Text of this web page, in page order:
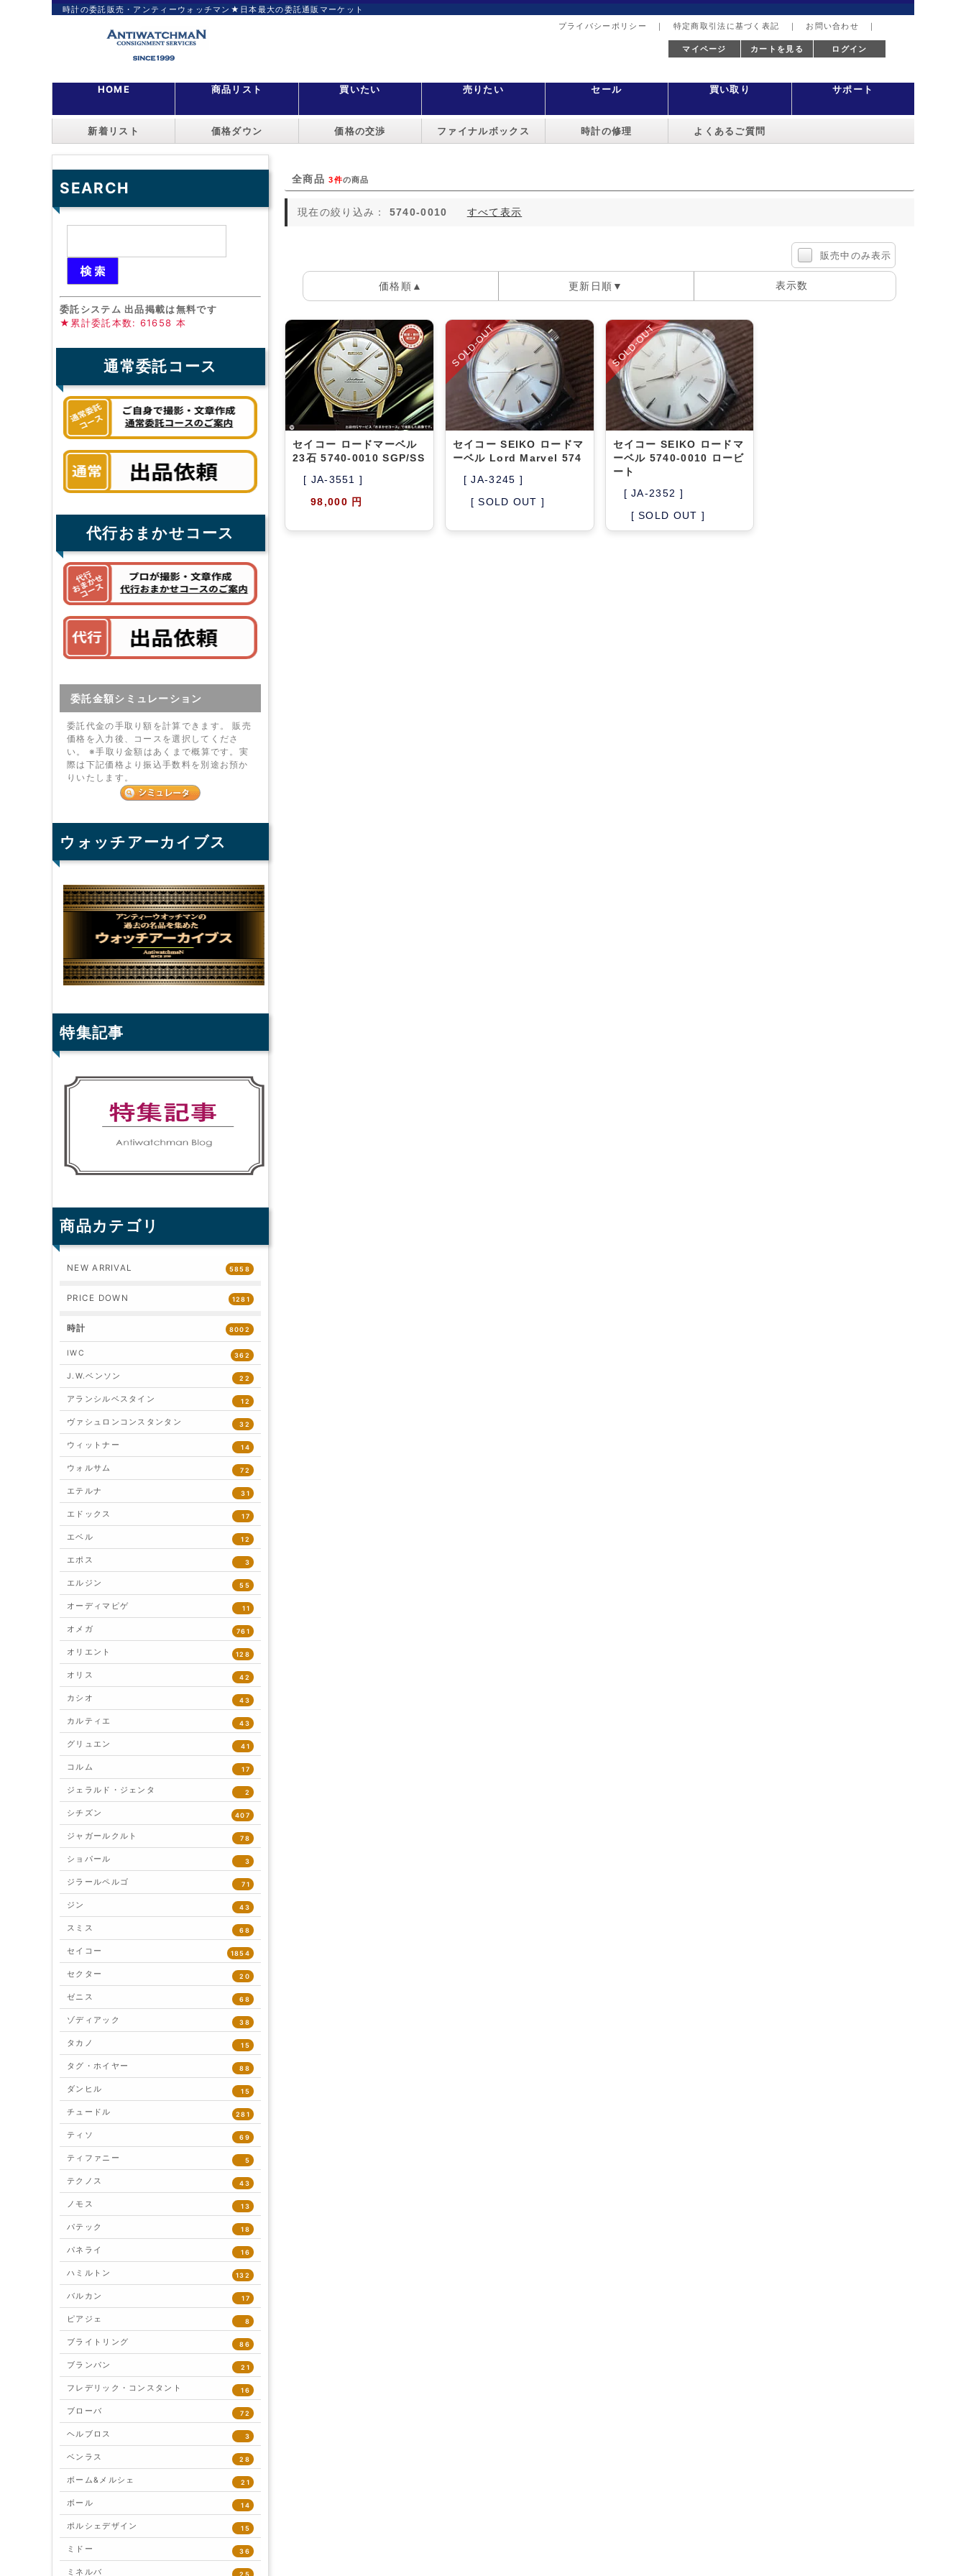
時計の委託販売・アンティーウォッチマン★日本最大の委託通販マーケット
プライバシーポリシー
｜ 特定商取引法に基づく表記 ｜ お問い合わせ ｜
ログイン
カートを見る
マイページ
HOME 商品リスト 買いたい 売りたい セール 買い取り サポート
新着リスト 価格ダウン 価格の交渉 ファイナルボックス 時計の修理 よくあるご質問
全商品3件の商品
現在の絞り込み： 5740-0010 すべて表示
販売中のみ表示
価格順▲ 更新日順▼ 表示数
セイコー ロードマーベル
23石 5740-0010 SGP/SS
[ JA-3551 ]
98,000 円
SOLD-OUT
セイコー SEIKO ロードマ
ーベル Lord Marvel 574
[ JA-3245 ]
[ SOLD OUT ]
SOLD-OUT
セイコー SEIKO ロードマ
ーベル 5740-0010 ロービ
ート
[ JA-2352 ]
[ SOLD OUT ]
SEARCH
委託システム 出品掲載は無料です
★累計委託本数: 61658 本
通常委託コース
代行おまかせコース
委託金額シミュレーション
委託代金の手取り額を計算できます。 販売
価格を入力後、コースを選択してくださ
い。 ※手取り金額はあくまで概算です。実
際は下記価格より振込手数料を別途お預か
りいたします。
ウォッチアーカイブス
特集記事
商品カテゴリ
NEW ARRIVAL 5858
PRICE DOWN 1281
時計 8002
IWC 362
J.W.ベンソン 22
アランシルベスタイン 12
ヴァシュロンコンスタンタン 32
ウィットナー 14
ウォルサム 72
エテルナ 31
エドックス 17
エベル 12
エポス 3
エルジン 55
オーディマピゲ 11
オメガ 761
オリエント 128
オリス 42
カシオ 43
カルティエ 43
グリュエン 41
コルム 17
ジェラルド・ジェンタ 2
シチズン 407
ジャガールクルト 78
ショパール 3
ジラールペルゴ 71
ジン 43
スミス 68
セイコー 1854
セクター 20
ゼニス 68
ゾディアック 38
タカノ 15
タグ・ホイヤー 88
ダンヒル 15
チュードル 281
ティソ 69
ティファニー 5
テクノス 43
ノモス 13
パテック 18
パネライ 16
ハミルトン 132
バルカン 17
ピアジェ 8
ブライトリング 86
ブランパン 21
フレデリック・コンスタント 16
ブローバ 72
ヘルブロス 3
ベンラス 28
ボーム&メルシェ 21
ボール 14
ポルシェデザイン 15
ミドー 36
ミネルバ 25